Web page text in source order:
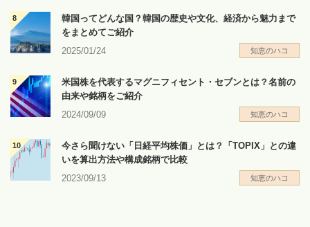
韓国ってどんな国？韓国の歴史や文化、経済から魅力まで
をまとめてご紹介
2025/01/24
知恵のハコ
米国株を代表するマグニフィセント・セブンとは？名前の
由来や銘柄をご紹介
2024/09/09
知恵のハコ
今さら聞けない「日経平均株価」とは？「TOPIX」との違
いを算出方法や構成銘柄で比較
2023/09/13
知恵のハコ